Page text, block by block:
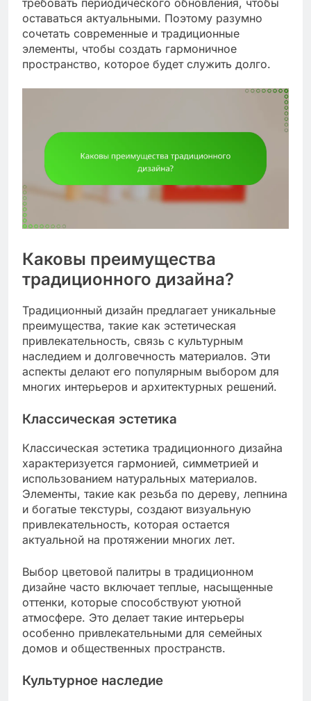
оставаться актуальными. Поэтому разумно
сочетать современные и традиционные
элементы, чтобы создать гармоничное
пространство, которое будет служить долго.
Каковы преимущества
традиционного дизайна?
Традиционный дизайн предлагает уникальные
преимущества, такие как эстетическая
привлекательность, связь с культурным
наследием и долговечность материалов. Эти
аспекты делают его популярным выбором для
многих интерьеров и архитектурных решений.
Классическая эстетика
Классическая эстетика традиционного дизайна
характеризуется гармонией, симметрией и
использованием натуральных материалов.
Элементы, такие как резьба по дереву, лепнина
и богатые текстуры, создают визуальную
привлекательность, которая остается
актуальной на протяжении многих лет.
Выбор цветовой палитры в традиционном
дизайне часто включает теплые, насыщенные
оттенки, которые способствуют уютной
атмосфере. Это делает такие интерьеры
особенно привлекательными для семейных
домов и общественных пространств.
Культурное наследие